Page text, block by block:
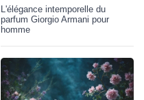
L'élégance intemporelle du
parfum Giorgio Armani pour
homme